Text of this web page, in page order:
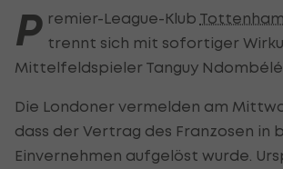
P remier-League-Klub
trennt sich mit sofortiger
Mittelfeldspieler Tanguy Ndombélé.
Die Londoner vermelden am
dass der Vertrag des Franzosen in
Einvernehmen aufgelöst wurde.